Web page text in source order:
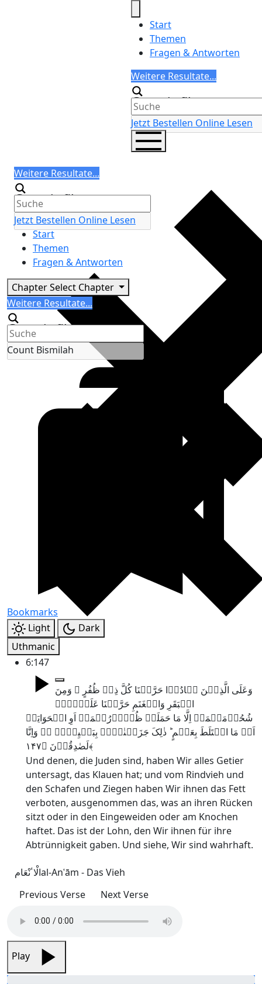
Start
Themen
Fragen & Antworten
Search
Weitere Resultate...
Generic filters
Jetzt Bestellen Online Lesen
Search
Weitere Resultate...
Generic filters
Jetzt Bestellen Online Lesen
Start
Themen
Fragen & Antworten
ChapterSelect Chapter
Search
Weitere Resultate...
Generic filters
Count Bismilah
Bookmarks
Light
Dark
Uthmanic
6:147
وَعَلَی الَّذِیۡنَ ہَادُوۡا حَرَّمۡنَا کُلَّ ذِیۡ ظُفُرٍ ۚ وَمِنَ
الۡبَقَرِ وَالۡغَنَمِ حَرَّمۡنَا عَلَیۡہِمۡ
شُحُوۡمَہُمَاۤ اِلَّا مَا حَمَلَتۡ ظُہُوۡرُہُمَاۤ اَوِ الۡحَوَایَاۤ
اَوۡ مَا اخۡتَلَطَ بِعَظۡمٍ ؕ ذٰلِکَ جَزَیۡنٰہُمۡ بِبَغۡیِہِمۡ ۫ۖ وَاِنَّا
لَصٰدِقُوۡنَ ﴿۱۴۷﴾
Und denen, die Juden sind, haben Wir alles Getier
untersagt, das Klauen hat; und vom Rindvieh und
den Schafen und Ziegen haben Wir ihnen das Fett
verboten, ausgenommen das, was an ihren Rücken
sitzt oder in den Eingeweiden oder am Knochen
haftet. Das ist der Lohn, den Wir ihnen für ihre
Abtrünnigkeit gaben. Und siehe, Wir sind wahrhaft.
الْاٴنْعَامal-Anʿām - Das Vieh
Previous Verse
Next Verse
Play